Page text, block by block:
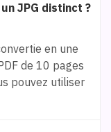
JPG distinct ?
en une
de 10 pages
pouvez utiliser